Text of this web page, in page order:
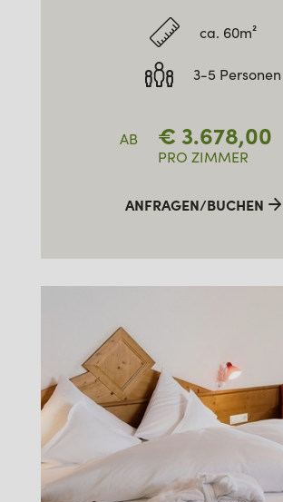
ca. 60m²
3-5 Personen
AB € 3.678,00
PRO ZIMMER
ANFRAGEN/BUCHEN